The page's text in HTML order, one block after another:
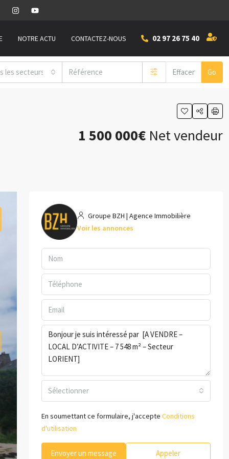
NOTRE ACTU CONTACTEZ-NOUS 02 97 26 75 40
les secteurs Effacer Go
1 500 000€ Net vendeur
Groupe BZH | Agence Immobilière
Voir les annonces
Sélectionner
En soumettant ce formulaire, j'accepte Conditions
d'utilisation
Envoyer un message Appeler